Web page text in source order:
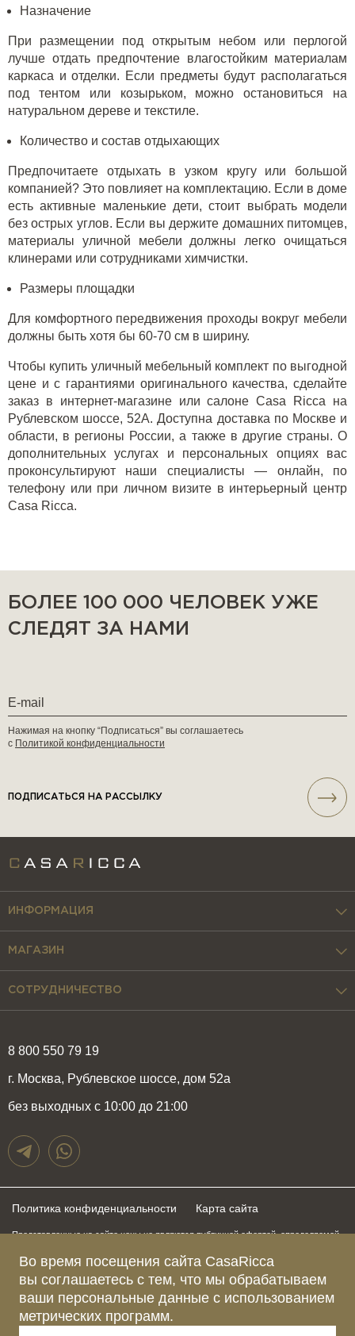
Назначение
При размещении под открытым небом или перлогой
лучше отдать предпочтение влагостойким материалам
каркаса и отделки. Если предметы будут располагаться
под тентом или козырьком, можно остановиться на
натуральном дереве и текстиле.
Количество и состав отдыхающих
Предпочитаете отдыхать в узком кругу или большой
компанией? Это повлияет на комплектацию. Если в доме
есть активные маленькие дети, стоит выбрать модели
без острых углов. Если вы держите домашних питомцев,
материалы уличной мебели должны легко очищаться
клинерами или сотрудниками химчистки.
Размеры площадки
Для комфортного передвижения проходы вокруг мебели
должны быть хотя бы 60-70 см в ширину.
Чтобы купить уличный мебельный комплект по выгодной
цене и с гарантиями оригинального качества, сделайте
заказ в интернет-магазине или салоне Casa Ricca на
Рублевском шоссе, 52А. Доступна доставка по Москве и
области, в регионы России, а также в другие страны. О
дополнительных услугах и персональных опциях вас
проконсультируют наши специалисты — онлайн, по
телефону или при личном визите в интерьерный центр
Casa Ricca.
Во время посещения сайта CasaRicca
вы соглашаетесь с тем, что мы обрабатываем
ваши персональные данные с использованием
метрических программ.
БОЛЕЕ 100 000 ЧЕЛОВЕК УЖЕ
СЛЕДЯТ ЗА НАМИ
Нажимая на кнопку “Подписаться” вы соглашаетесь
с Политикой конфиденциальности
ПОДПИСАТЬСЯ НА РАССЫЛКУ
8 800 550 79 19
г. Москва, Рублевское шоссе, дом 52а
без выходных с 10:00 до 21:00
ИНФОРМАЦИЯ
МАГАЗИН
СОТРУДНИЧЕСТВО
Политика конфиденциальности Карта сайта
Представленные на сайте цены не являются публичной офертой, определяемой
быть изменены в любое время без предупреждения. Для получения актуальной и
подробной информации о стоимости, сроках и условиях поставки просьба
обращаться к менеджерам по указанным выше телефонам
Зарегистрированное название компании